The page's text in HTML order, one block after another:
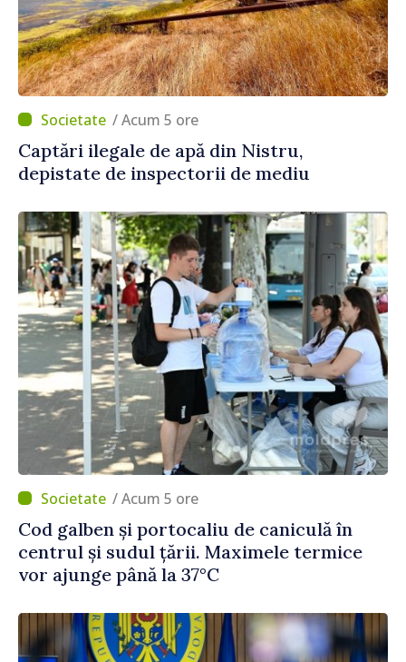
/ Acum 5 ore
Captări ilegale de apă din Nistru,
depistate de inspectorii de mediu
/ Acum 5 ore
Cod galben și portocaliu de caniculă în
centrul și sudul țării. Maximele termice
vor ajunge până la 37°C